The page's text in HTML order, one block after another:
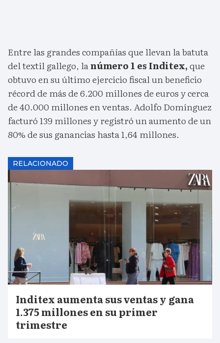
Entre las grandes compañías que llevan la batuta
del textil gallego, lanúmero 1 es Inditex,que
obtuvo en su último ejercicio fiscal un beneficio
récord de más de 6.200 millones de euros y cerca
de 40.000 millones en ventas. Adolfo Domínguez
facturó 139 millones y registró un aumento de un
80% de sus ganancias hasta 1,64 millones.
RELACIONADO
Inditex aumenta sus ventas y gana
1.375 millones en su primer
trimestre